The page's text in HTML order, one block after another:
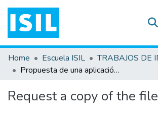
All of DSpace
Statistics
Documentos ▾
Home Escuela ISIL
Propuesta de una aplicación móvil como recurso para potenciar el bienestar emocional de jóvenes estudiantes de un instituto de educación superior de Lima Metropolitana, 2026
Request a copy of the file